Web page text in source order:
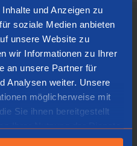
und Anzeigen zu
soziale Medien anbieten
unsere Website zu
wir Informationen zu Ihrer
an unsere Partner für
Analysen weiter. Unsere
möglicherweise mit
Sie ihnen bereitgestellt
Ihrer Nutzung der Dienste
Design
mit
damit die
Tippen nicht